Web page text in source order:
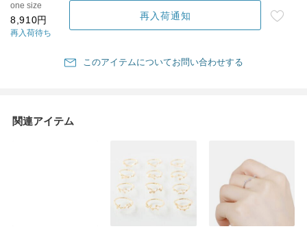
one size
8,910円
再入荷待ち
再入荷通知
このアイテムについてお問い合わせする
関連アイテム